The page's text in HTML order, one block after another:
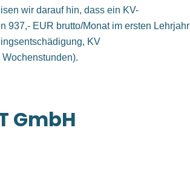
wir darauf hin, dass ein KV-
937,- EUR brutto/Monat im ersten Lehrjahr
KV
GmbH